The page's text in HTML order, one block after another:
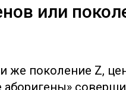
или
же поколение Z,